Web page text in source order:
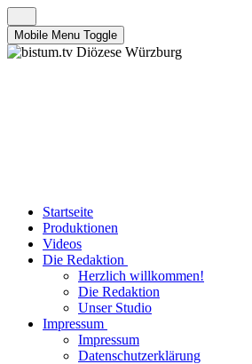
Mobile Menu Toggle
Startseite
Produktionen
Videos
Die Redaktion
Herzlich willkommen!
Die Redaktion
Unser Studio
Impressum
Impressum
Datenschutzerklärung